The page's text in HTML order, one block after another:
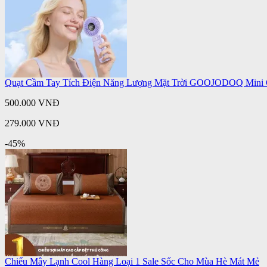
Quạt Cầm Tay Tích Điện Năng Lượng Mặt Trời GOOJODOQ Mini
500.000 VNĐ
279.000 VNĐ
-45%
Chiếu Mây Lạnh Cool Hàng Loại 1 Sale Sốc Cho Mùa Hè Mát Mẻ